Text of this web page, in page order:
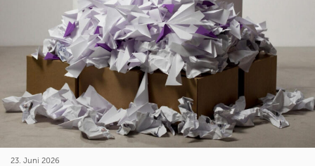
23. Juni 2026